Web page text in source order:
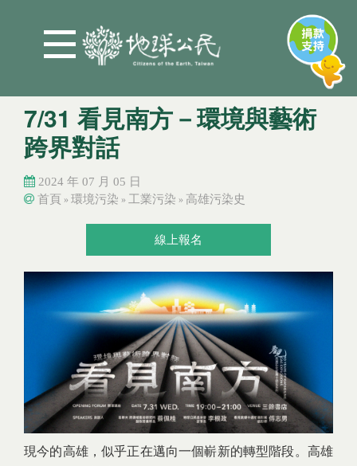
7/31 看見南方－環境與藝術
跨界對話
2024 年 07 月 05 日
您在這裡
首頁 » 環境污染 » 工業污染 » 高雄污染史
線上報名
現今的高雄，似乎正在邁向一個嶄新的轉型階段。高雄